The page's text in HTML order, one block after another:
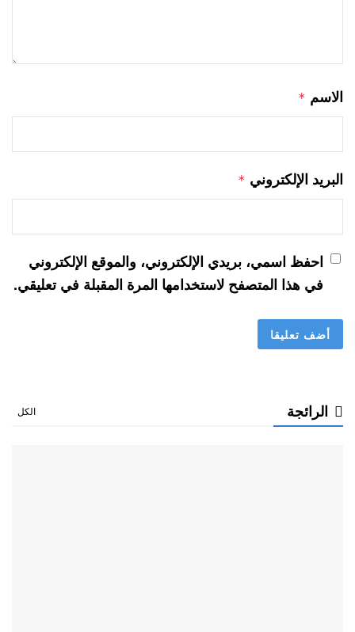
الاسم *
البريد الإلكتروني *
احفظ اسمي، بريدي الإلكتروني، والموقع الإلكتروني
في هذا المتصفح لاستخدامها المرة المقبلة في تعليقي.
الرائجة الكل